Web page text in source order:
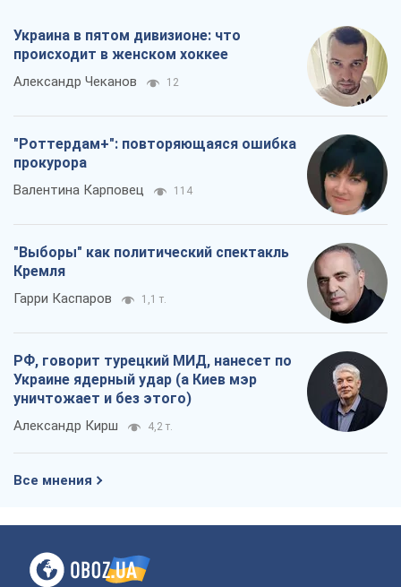
Украина в пятом дивизионе: что
происходит в женском хоккее
Александр Чеканов 12
"Роттердам+": повторяющаяся ошибка
прокурора
Валентина Карповец 114
"Выборы" как политический спектакль
Кремля
Гарри Каспаров 1,1 т.
РФ, говорит турецкий МИД, нанесет по
Украине ядерный удар (а Киев мэр
уничтожает и без этого)
Александр Кирш 4,2 т.
Все мнения